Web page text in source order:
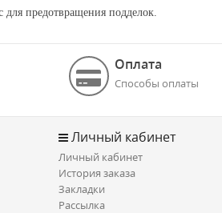
предотвращения подделок.
Оплата
Способы оплаты
Личный кабинет
Личный кабинет
История заказа
Закладки
Рассылка